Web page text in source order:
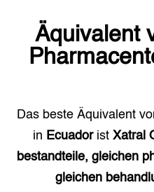
Äquivalent
Das beste Äquivalent
in Ecuadorist Xatral
bestandteile, gleichen
gleichen